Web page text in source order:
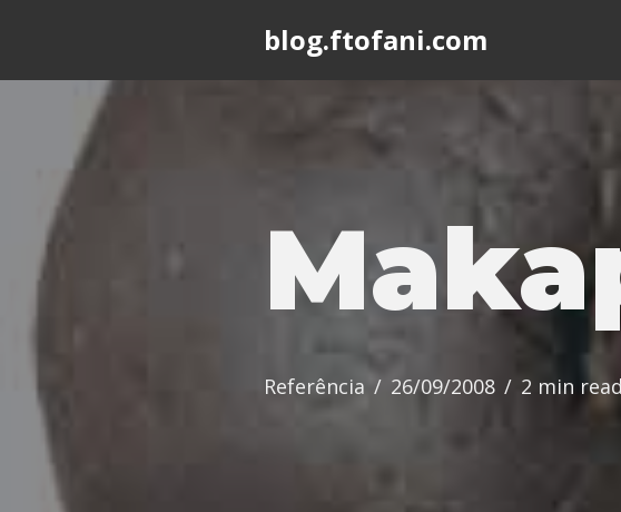
content
blog.ftofani.com
Referência 26/09/2008 2 min read